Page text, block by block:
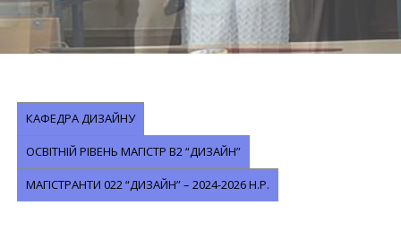
КАФЕДРА ДИЗАЙНУ
ОСВІТНІЙ РІВЕНЬ МАГІСТР В2 “ДИЗАЙН”
МАГІСТРАНТИ 022 “ДИЗАЙН” – 2024-2026 Н.Р.